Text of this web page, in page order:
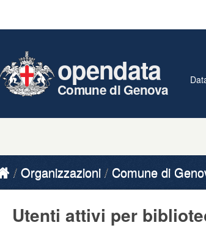
opendata
Comune di Genova
Organizzazioni Comune di
Utenti attivi per